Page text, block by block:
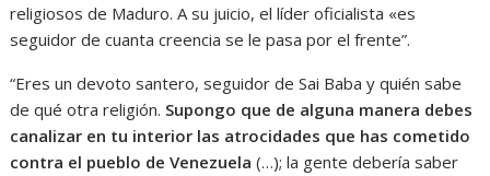
religiosos de Maduro. A su juicio, el líder oficialista «es
seguidor de cuanta creencia se le pasa por el frente”.
“Eres un devoto santero, seguidor de Sai Baba y quién sabe
de qué otra religión. Supongo que de alguna manera debes
canalizar en tu interior las atrocidades que has cometido
contra el pueblo de Venezuela (…); la gente debería saber